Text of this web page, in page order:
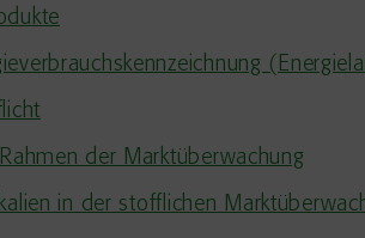
der Marktüberwachung
in der stofflichen